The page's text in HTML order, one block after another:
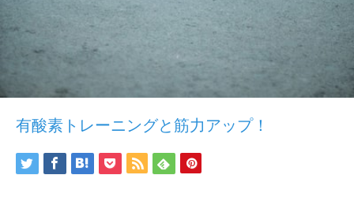
有酸素トレーニングと筋力アップ！